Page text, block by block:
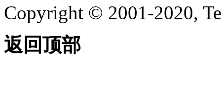
Copyright © 2001-2020,
返回顶部